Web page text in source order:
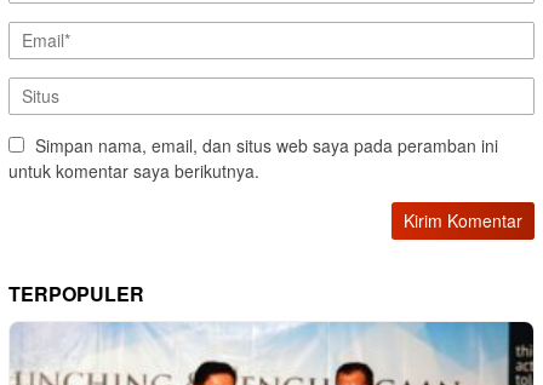
Simpan nama, email, dan situs web saya pada peramban ini
untuk komentar saya berikutnya.
TERPOPULER